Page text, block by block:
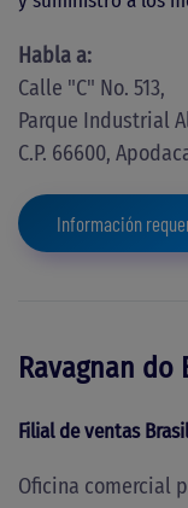
Habla a:
Calle "C" No. 513,
Parque Industrial
C.P. 66600,
Información
Ravagnan do
Filial de ventas Brasil
Oficina comercial